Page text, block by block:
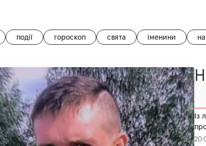
події гороскоп свята іменини
Із